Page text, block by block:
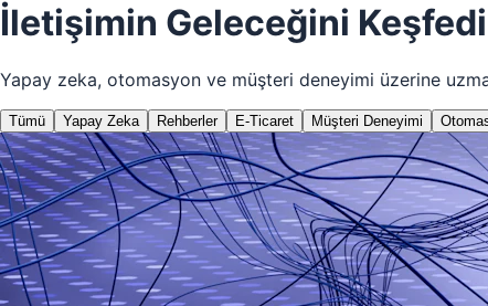
İletişimin Geleceğini
Yapay zeka, otomasyon ve müşteri deneyimi üzerine
Tümü Yapay Zeka Rehberler E-Ticaret Müşteri Deneyimi